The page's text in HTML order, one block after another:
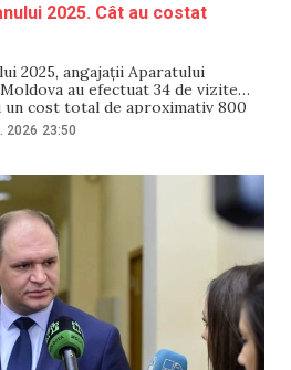
2025. Cât au costat
2025, angajații Aparatului
au efectuat 34 de vizite
cost total de aproximativ 800
într-un raport publicat de
raportului, membrii
2026 23:50